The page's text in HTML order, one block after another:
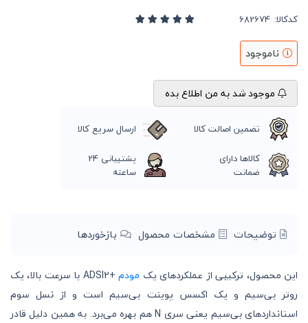
کدکالا:
ناموجود
موجود شد به من اطلاع بده
تضمین اصالت کالا
ارسال سریع کالا
کالاها دارای
ضمانت
پشتیبانی 24
ساعته
توضیحات مشخصات محصول بازخوردها
این محصول، ترکیبی از عملکردهای یک مودم
+ADSl2 با سرعت بالا، یک
روتر بی‌سیم و یک اکسس پوینت بی‌سیم است و از نسل سوم
استانداردهای بی‌سیم یعنی سری N هم بهره می‌برد. به همین دلیل قادر